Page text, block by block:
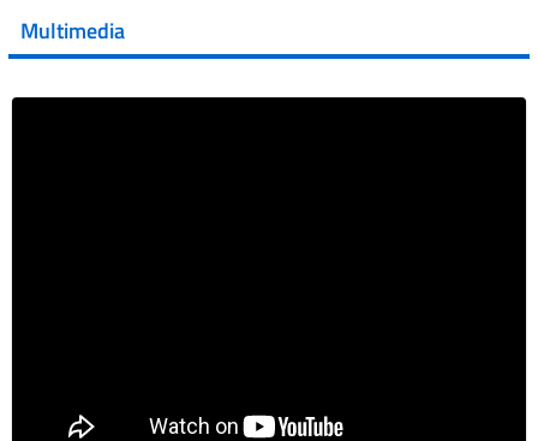
Vai al post →
Multimedia